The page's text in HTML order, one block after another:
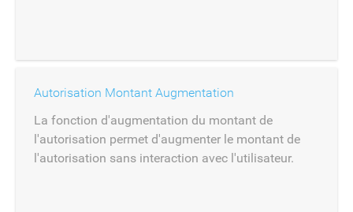
Autorisation Montant Augmentation
La fonction d'augmentation du montant de
l'autorisation permet d'augmenter le montant de
l'autorisation sans interaction avec l'utilisateur.